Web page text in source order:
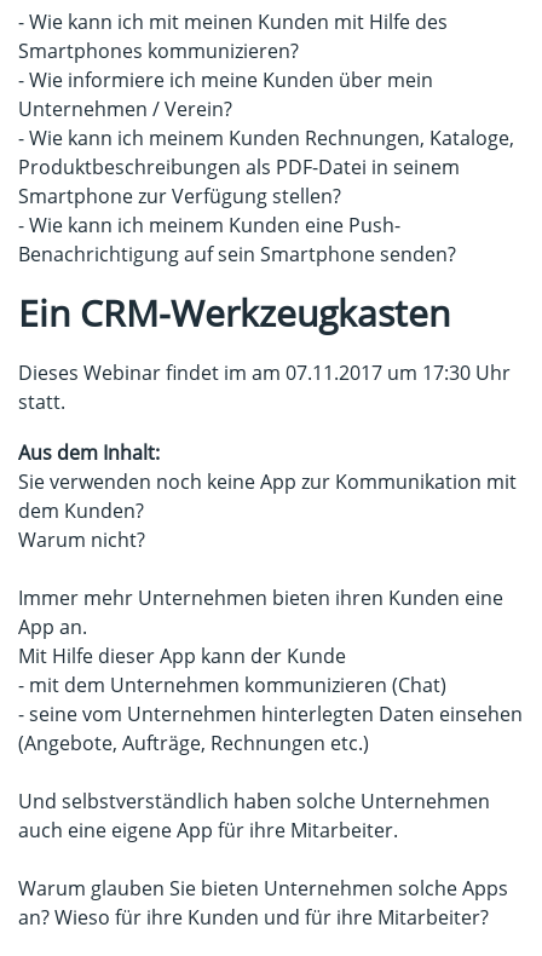
- Wie kann ich mit meinen Kunden mit Hilfe des
Smartphones kommunizieren?
- Wie informiere ich meine Kunden über mein
Unternehmen / Verein?
- Wie kann ich meinem Kunden Rechnungen, Kataloge,
Produktbeschreibungen als PDF-Datei in seinem
Smartphone zur Verfügung stellen?
- Wie kann ich meinem Kunden eine Push-
Benachrichtigung auf sein Smartphone senden?
Ein CRM-Werkzeugkasten
Dieses Webinar findet im am 07.11.2017 um 17:30 Uhr
statt.
Aus dem Inhalt:
Sie verwenden noch keine App zur Kommunikation mit
dem Kunden?
Warum nicht?
Immer mehr Unternehmen bieten ihren Kunden eine
App an.
Mit Hilfe dieser App kann der Kunde
- mit dem Unternehmen kommunizieren (Chat)
- seine vom Unternehmen hinterlegten Daten einsehen
(Angebote, Aufträge, Rechnungen etc.)
Und selbstverständlich haben solche Unternehmen
auch eine eigene App für ihre Mitarbeiter.
Warum glauben Sie bieten Unternehmen solche Apps
an? Wieso für ihre Kunden und für ihre Mitarbeiter?